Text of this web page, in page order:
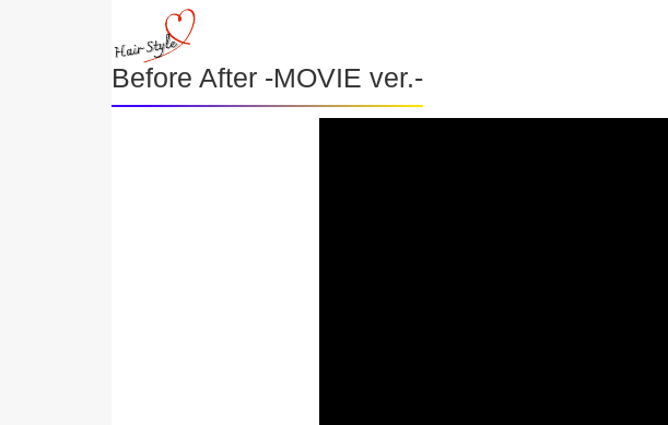
Before After -MOVIE ver.-